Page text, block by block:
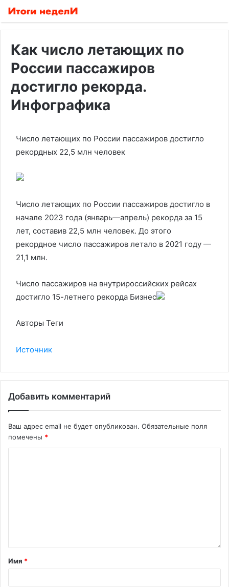
Как число летающих по
России пассажиров
достигло рекорда.
Инфографика
Число летающих по России пассажиров достигло
рекордных 22,5 млн человек
Число летающих по России пассажиров достигло в
начале 2023 года (январь—апрель) рекорда за 15
лет, составив 22,5 млн человек. До этого
рекордное число пассажиров летало в 2021 году —
21,1 млн.
Число пассажиров на внутрироссийских рейсах
достигло 15-летнего рекорда Бизнес
Авторы Теги
Источник
Добавить комментарий
Ваш адрес email не будет опубликован. Обязательные поля
помечены *
Имя *